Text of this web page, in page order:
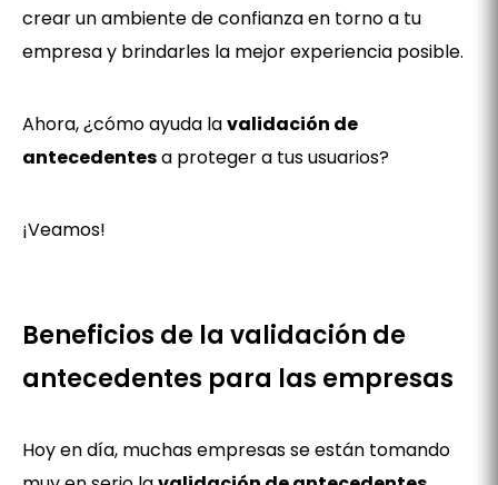
crear un ambiente de confianza en torno a tu
empresa y brindarles la mejor experiencia posible.
Ahora, ¿cómo ayuda lavalidación de
antecedentesa proteger a tus usuarios?
¡Veamos!
Beneficios de la validación de
antecedentes para las empresas
Hoy en día, muchas empresas se están tomando